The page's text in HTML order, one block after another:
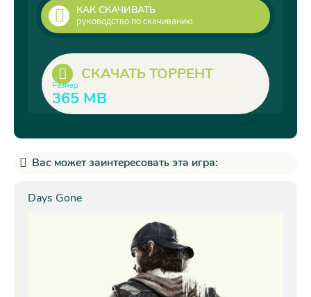
КАК СКАЧИВАТЬ
руководство по скачиванию
СКАЧАТЬ ТОРРЕНТ
Размер:
365 MB
Вас может заинтересовать эта игра:
Days Gone